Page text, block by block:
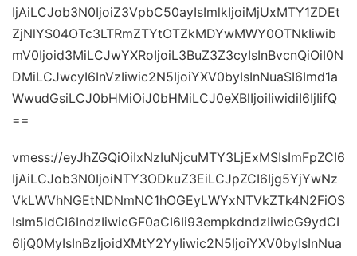
IjAiLCJob3N0IjoiZ3VpbC50ayIsImlkIjoiMjUxMTY1ZDEt
ZjNlYS04OTc3LTRmZTYtOTZkMDYwMWY0OTNkIiwib
mV0Ijoid3MiLCJwYXRoIjoiL3BuZ3Z3cyIsInBvcnQiOiI0N
DMiLCJwcyI6InVzIiwic2N5IjoiYXV0byIsInNuaSI6Imd1a
WwudGsiLCJ0bHMiOiJ0bHMiLCJ0eXBlIjoiIiwidiI6IjIifQ
==
vmess://eyJhZGQiOiIxNzIuNjcuMTY3LjExMSIsImFpZCI6
IjAiLCJob3N0IjoiNTY3ODkuZ3EiLCJpZCI6Ijg5YjYwNz
VkLWVhNGEtNDNmNC1hOGEyLWYxNTVkZTk4N2FiOS
IsIm5ldCI6IndzIiwicGF0aCI6Ii93empkdndzIiwicG9ydCI
6IjQ0MyIsInBzIjoidXMtY2YyIiwic2N5IjoiYXV0byIsInNua